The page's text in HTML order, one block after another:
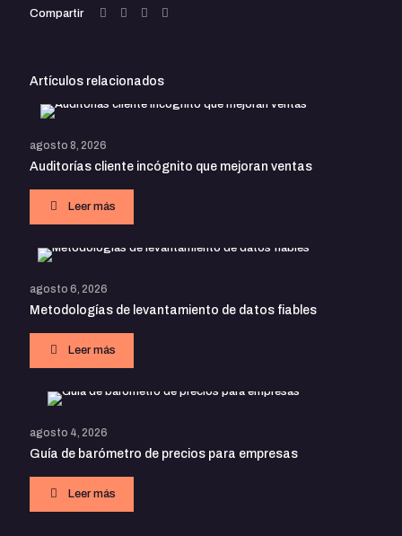
Compartir
Artículos relacionados
agosto 8, 2026
Auditorías cliente incógnito que mejoran ventas
Leer más
agosto 6, 2026
Metodologías de levantamiento de datos fiables
Leer más
agosto 4, 2026
Guía de barómetro de precios para empresas
Leer más